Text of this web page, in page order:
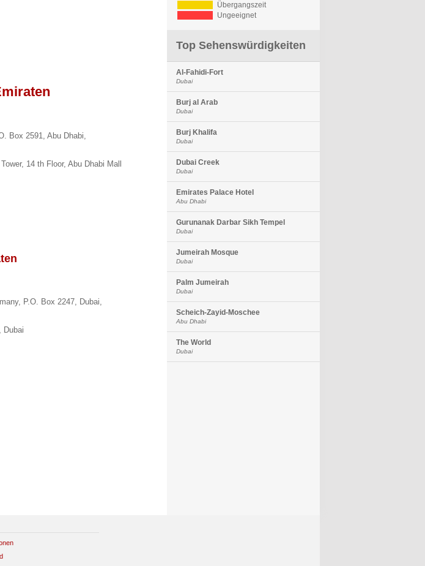
Box 2591, Abu Dhabi,
14 th Floor, Abu Dhabi Mall
P.O. Box 2247, Dubai,
Dubai
Übergangszeit
Ungeeignet
Top Sehenswürdigkeiten
Al-Fahidi-Fort
Dubai
Burj al Arab
Dubai
Burj Khalifa
Dubai
Dubai Creek
Dubai
Emirates Palace Hotel
Abu Dhabi
Gurunanak Darbar Sikh Tempel
Dubai
Jumeirah Mosque
Dubai
Palm Jumeirah
Dubai
Scheich-Zayid-Moschee
Abu Dhabi
The World
Dubai